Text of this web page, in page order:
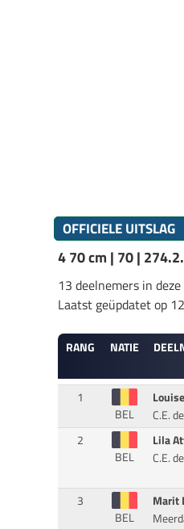
OFFICIELE UITSLAG
4 70 cm | 70 |
13 deelnemers in
Laatst geüpdatet op
RANG NATIE
1
BEL
C.E.
2
BEL
Lila
C.E.
3
BEL
Marit